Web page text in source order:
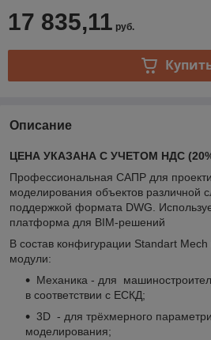
17 835,11 руб.
Описание
ЦЕНА УКАЗАНА С УЧЕТОМ НДС
Профессиональная САПР для
моделирования объектов различной
поддержкой формата DWG.
платформа для BIM-решений
В состав конфигурации Standart
модули:
Механика - для
в соответствии с ЕСКД;
3D - для трёхмерного
моделирования;